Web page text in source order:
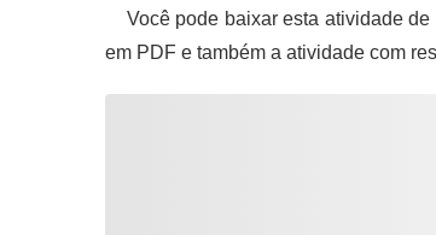
Você pode baixar esta atividade de
em PDF e também a atividade com